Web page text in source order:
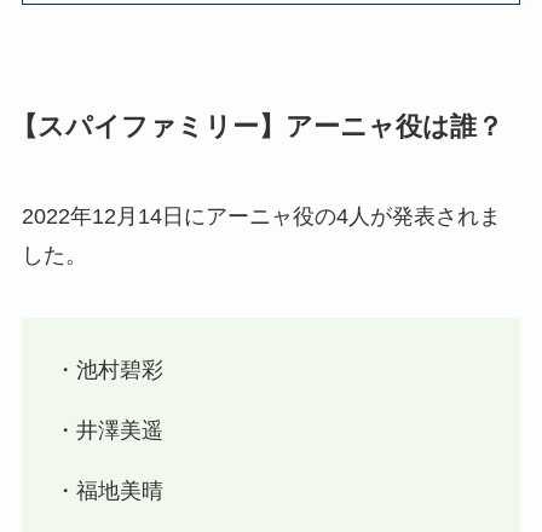
【スパイファミリー】アーニャ役は誰？
2022年12月14日にアーニャ役の4人が発表されま
した。
・池村碧彩
・井澤美遥
・福地美晴